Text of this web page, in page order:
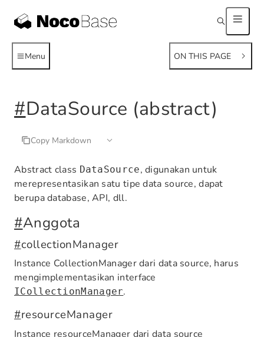
Menu ON THIS PAGE
#DataSource (abstract)
Copy Markdown
Abstract class DataSource, digunakan untuk
merepresentasikan satu tipe data source, dapat
berupa database, API, dll.
#Anggota
#collectionManager
Instance CollectionManager dari data source, harus
mengimplementasikan interface
ICollectionManager.
#resourceManager
Instance resourceManager dari data source